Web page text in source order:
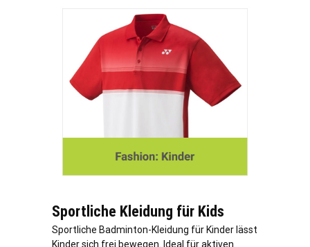
Sportliche Kleidung für Kids
Sportliche Badminton-Kleidung für Kinder lässt
Kinder sich frei bewegen. Ideal für aktiven